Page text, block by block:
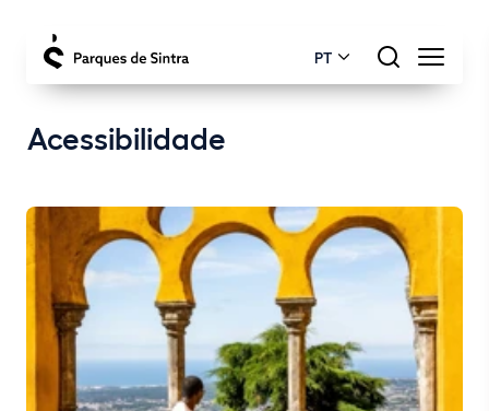
PT
Acessibilidade